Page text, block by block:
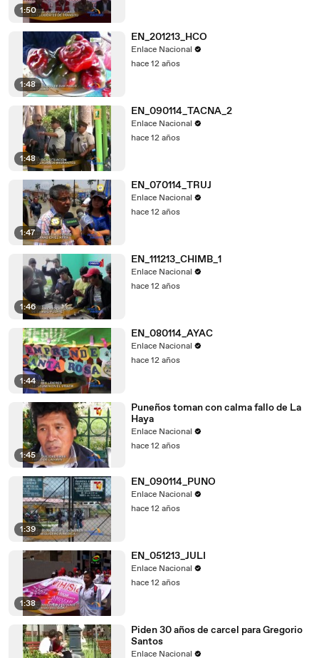
1:50
1:48
EN_201213_HCO
Enlace Nacional
hace 12 años
1:48
EN_090114_TACNA_2
Enlace Nacional
hace 12 años
1:47
EN_070114_TRUJ
Enlace Nacional
hace 12 años
1:46
EN_111213_CHIMB_1
Enlace Nacional
hace 12 años
1:44
EN_080114_AYAC
Enlace Nacional
hace 12 años
1:45
Puneños toman con calma fallo de La
Haya
Enlace Nacional
hace 12 años
1:39
EN_090114_PUNO
Enlace Nacional
hace 12 años
1:38
EN_051213_JULI
Enlace Nacional
hace 12 años
Piden 30 años de carcel para Gregorio
Santos
Enlace Nacional